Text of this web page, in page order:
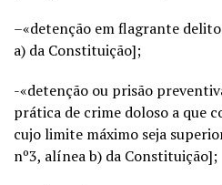
–«detenção em flagrante
a) da Constituição];
-«detenção ou prisão
prática de crime doloso a que
cujo limite máximo seja
nº3, alínea b) da Constituição];